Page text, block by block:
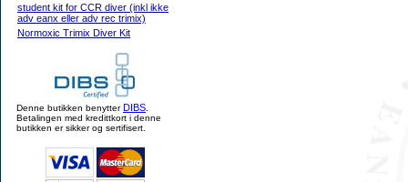
student kit for CCR diver (inkl ikke
adv eanx eller adv rec trimix)
Normoxic Trimix Diver Kit
Denne butikken benytterDIBS
Betalingen med kredittkort i denne
butikken er sikker og sertifisert.